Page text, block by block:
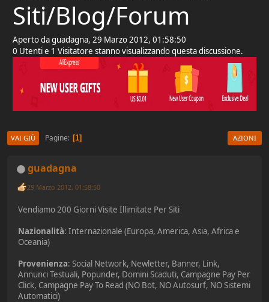
Siti/Blog/Forum
Aperto da guadagna, 29 Marzo 2012, 01:58:50
0 Utenti e 1 Visitatore stanno visualizzando questa discussione.
VAI GIÙ Pagine 1 AZIONI
guadagna
29 Marzo 2012, 01:58:50
Vendiamo 200 Giorni Visite Illimitate Per Siti
Nazionalità: Internazionale (Europa, America, Asia, Africa e
Oceania)
Provenienza: Social Network, Newletter, Banner, Link,
Annunci Testuali, Popunder, Domini Scaduti, Campagne Pay Per
Click, Campagne Pay To Read (NO Bot, NO Autosurf, NO Sistemi
Automatici)